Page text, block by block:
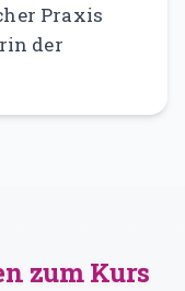
Praxis
der
zum Kurs